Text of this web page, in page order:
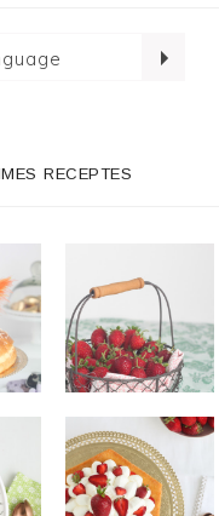
RECEPTES